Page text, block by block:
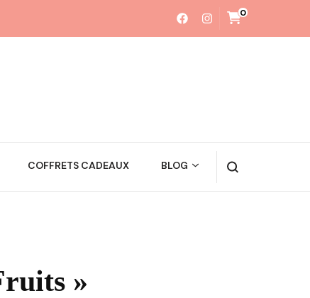
0
COFFRETS CADEAUX BLOG
»